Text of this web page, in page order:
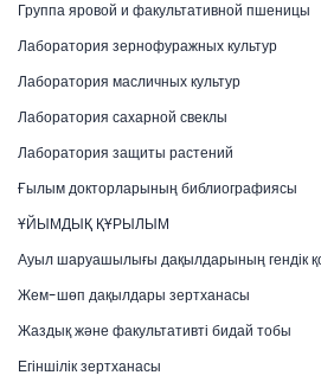
Группа яровой и факультативной пшеницы
Лаборатория зернофуражных культур
Лаборатория масличных культур
Лаборатория сахарной свеклы
Лаборатория защиты растений
Ғылым докторларының библиографиясы
ҰЙЫМДЫҚ ҚҰРЫЛЫМ
Ауыл шаруашылығы дақылдарының гендік
Жем-шөп дақылдары зертханасы
Жаздық және факультативті бидай тобы
Егіншілік зертханасы